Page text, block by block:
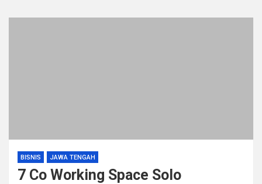
BISNIS JAWA TENGAH
7 Co Working Space Solo